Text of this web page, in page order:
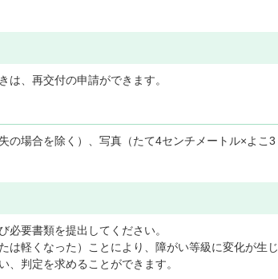
、再交付の申請ができます。
の場合を除く）、写真（たて4センチメートル×よこ3
要書類を提出してください。
は軽くなった）ことにより、障がい等級に変化が生じ
、判定を求めることができます。